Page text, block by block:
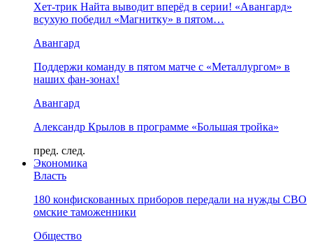
Хет-трик Найта выводит вперёд в серии! «Авангард»
всухую победил «Магнитку» в пятом…
Авангард
Поддержи команду в пятом матче с «Металлургом» в
наших фан-зонах!
Авангард
Александр Крылов в программе «Большая тройка»
пред. след.
Экономика
Власть
180 конфискованных приборов передали на нужды СВО
омские таможенники
Общество